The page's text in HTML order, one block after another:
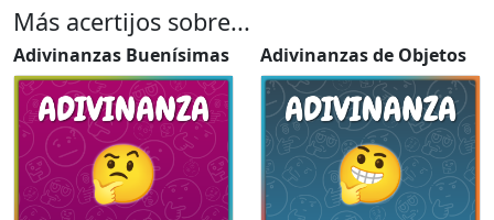
Más acertijos sobre...
Adivinanzas Buenísimas Adivinanzas de Objetos